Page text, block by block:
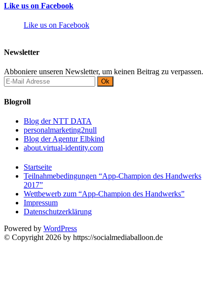
Like us on Facebook
Like us on Facebook
Newsletter
Abboniere unseren Newsletter, um keinen Beitrag zu verpassen.
Blogroll
Blog der NTT DATA
personalmarketing2null
Blog der Agentur Elbkind
about.virtual-identity.com
Startseite
Teilnahmebedingungen “App-Champion des Handwerks
2017”
Wettbewerb zum “App-Champion des Handwerks”
Impressum
Datenschutzerklärung
Powered by WordPress
© Copyright 2026 by https://socialmediaballoon.de